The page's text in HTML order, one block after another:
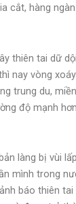
cắt, hàng
thiên tai dữ
nay vòng
trung du,
độ mạnh
làng bị vùi
mình trong
báo thiên